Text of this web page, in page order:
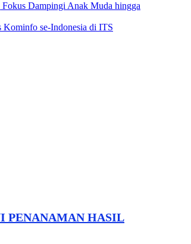
Dampingi Anak Muda hingga
Kominfo se-Indonesia di ITS
PENANAMAN HASIL